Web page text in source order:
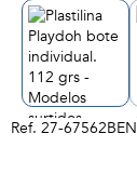
Ref. 27-67562BEN